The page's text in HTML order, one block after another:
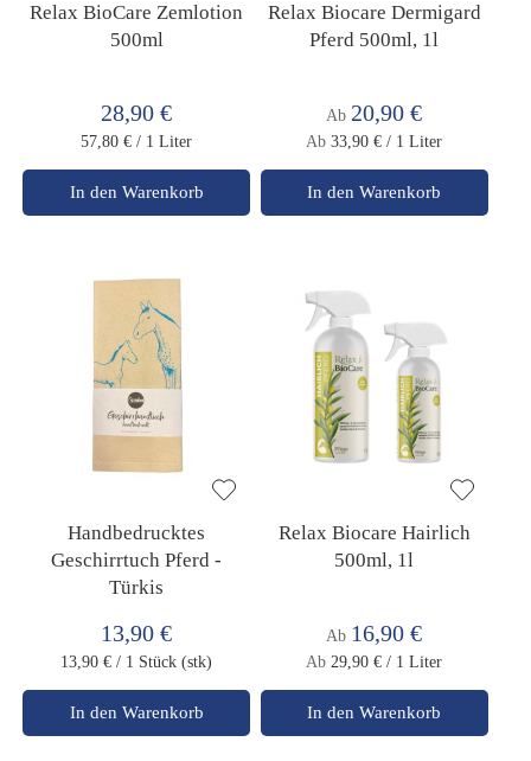
Relax BioCare Zemlotion
500ml
28,90 €
57,80 € / 1 Liter
In den Warenkorb
Relax Biocare Dermigard
Pferd 500ml, 1l
Ab 20,90 €
Ab 33,90 € / 1 Liter
In den Warenkorb
Handbedrucktes
Geschirrtuch Pferd -
Türkis
13,90 €
13,90 € / 1 Stück (stk)
In den Warenkorb
Relax Biocare Hairlich
500ml, 1l
Ab 16,90 €
Ab 29,90 € / 1 Liter
In den Warenkorb